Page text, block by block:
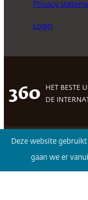
Privacy
Login
360
HET BESTE
DE
Deze website gebruikt
gaan we er